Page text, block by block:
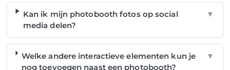
Kan ik mijn photobooth fotos op social
media delen?
▼
Welke andere interactieve elementen kun je
nog toevoegen naast een photobooth?
▼